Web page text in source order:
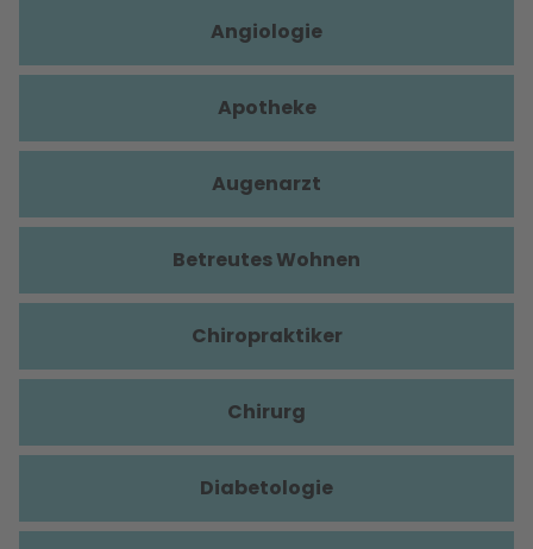
Angiologie
Apotheke
Augenarzt
Betreutes Wohnen
Chiropraktiker
Chirurg
Diabetologie